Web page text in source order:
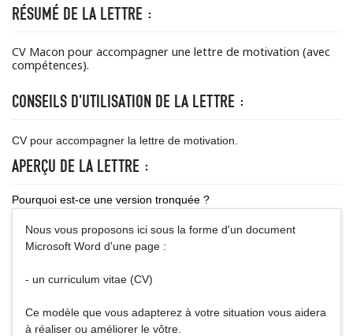
RÉSUMÉ DE LA LETTRE :
CV Macon pour accompagner une lettre de motivation (avec
compétences).
CONSEILS D'UTILISATION DE LA LETTRE :
CV pour accompagner la lettre de motivation.
APERÇU DE LA LETTRE :
Pourquoi est-ce une version tronquée ?
Nous vous proposons ici sous la forme d'un document
Microsoft Word d'une page :
- un curriculum vitae (CV)
Ce modèle que vous adapterez à votre situation vous aidera
à réaliser ou améliorer le vôtre.